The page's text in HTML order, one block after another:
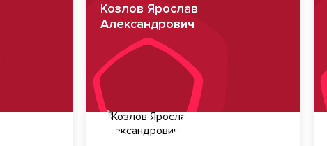
Козлов Ярослав
Александрович